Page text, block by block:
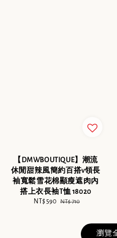
【DMWBOUTIQUE】潮流
休閒甜辣風簡約百搭v領長
袖寬鬆雪花棉顯瘦遮肉內
搭上衣長袖T恤 18020
Sale
NT$ 590 Regular
NT$ 710
瀏覽